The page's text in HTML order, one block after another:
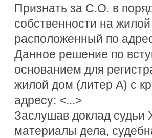
Признать за С.О. в
собственности на
расположенный по
Данное решение по
основанием для
жилой дом (литер А) с
адресу: <...>
Заслушав доклад судьи
материалы дела,